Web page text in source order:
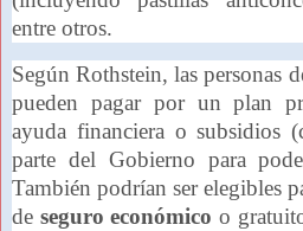
entre otros.
Según Rothstein, las personas
pueden pagar por un plan
ayuda financiera o subsidios
parte del Gobierno para
También podrían ser elegibles
de seguro económico o